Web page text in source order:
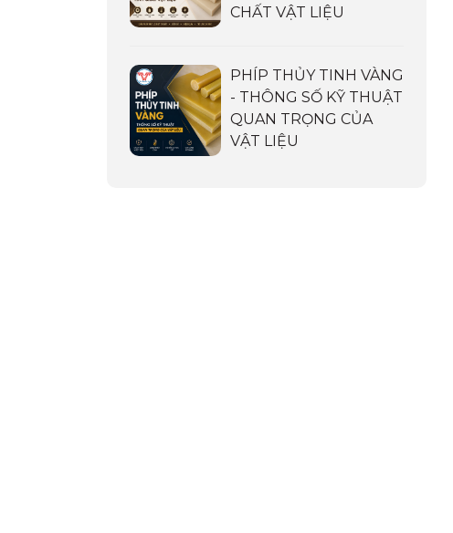
CHẤT VẬT LIỆU
PHÍP THỦY TINH VÀNG
- THÔNG SỐ KỸ THUẬT
QUAN TRỌNG CỦA
VẬT LIỆU